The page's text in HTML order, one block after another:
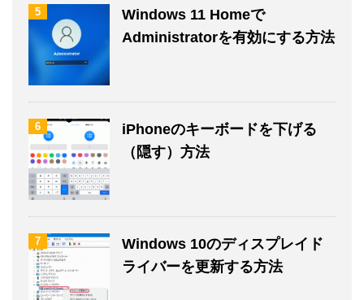
5
Windows 11 Homeで
Administratorを有効にする方法
6
iPhoneのキーボードを下げる
（隠す）方法
7
Windows 10のディスプレイド
ライバーを更新する方法